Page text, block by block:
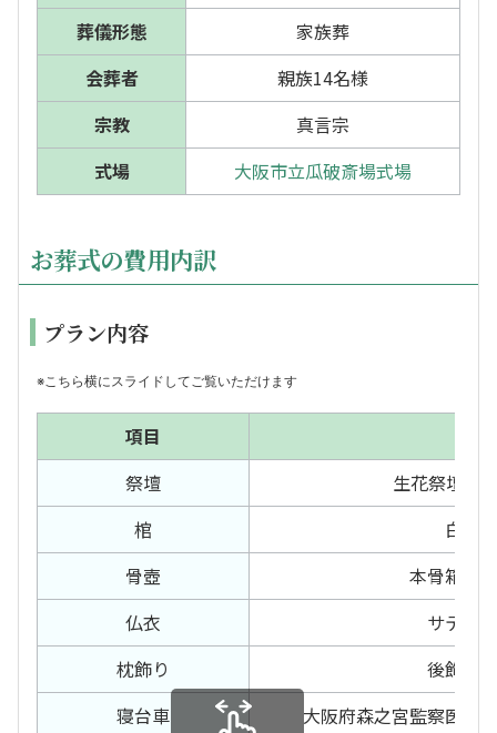
葬儀形態
家族葬
会葬者
親族14名様
宗教
真言宗
式場
大阪市立瓜破斎場式場
お葬式の費用内訳
プラン内容
※こちら横にスライドしてご覧いただけます
項目
祭壇
生花祭壇
棺
白布棺
骨壺
本骨箱、
仏衣
サテン
枕飾り
後飾り
寝台車
大阪府森之宮監察医事